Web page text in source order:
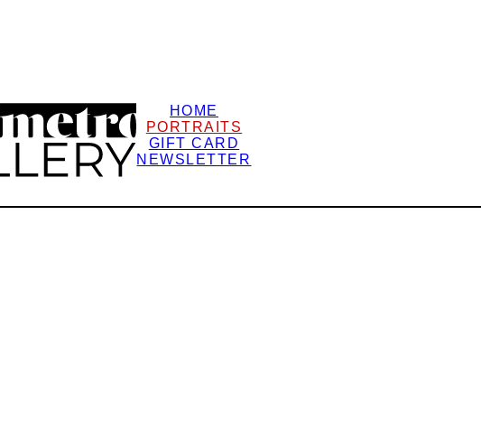
HOME
PORTRAITS
GIFT CARD
NEWSLETTER